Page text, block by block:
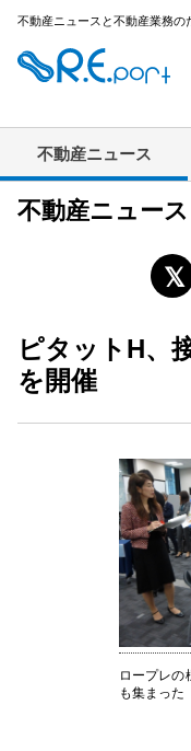
不動産ニュースと不動産業務の
不動産ニュース
不動産ニュース
ピタットH、
を開催
ロープレの
も集まった